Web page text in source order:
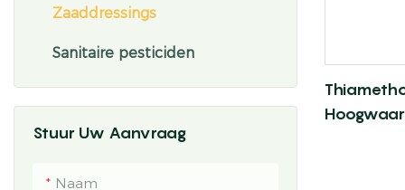
Zaaddressings
Sanitaire pesticiden
Stuur Uw Aanvraag
Naam